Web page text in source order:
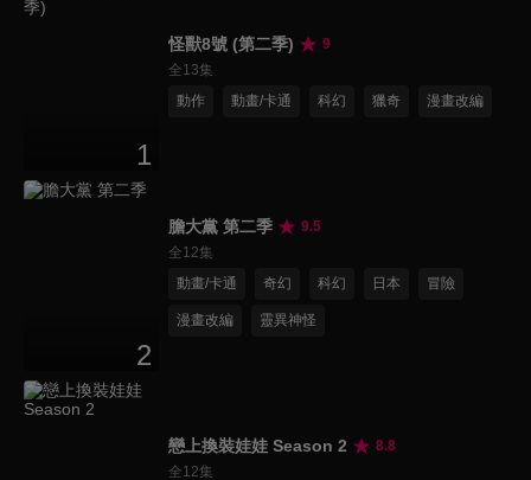
1
怪獸8號 (第二季)
9
全13集
動作
動畫/卡通 科幻 獵奇 漫畫改編
2
膽大黨 第二季
9.5
全12集
動畫/卡通
奇幻 科幻 日本 冒險
漫畫改編 靈異神怪
戀上換裝娃娃 Season 2
8.8
全12集